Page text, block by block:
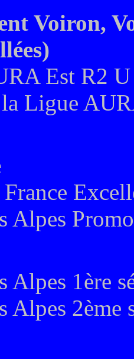
Voiron,
Est R2
Ligue
Alpes
Alpes 1ère
Alpes 2ème